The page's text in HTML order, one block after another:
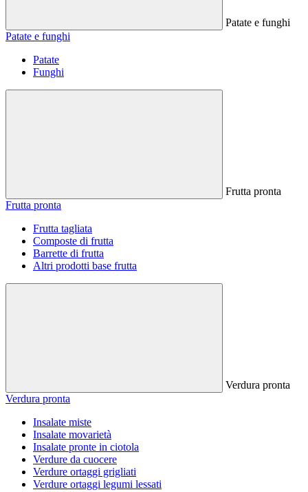
Patate e funghi
Patate e funghi
Patate
Funghi
Frutta pronta
Frutta pronta
Frutta tagliata
Composte di frutta
Barrette di frutta
Altri prodotti base frutta
Verdura pronta
Verdura pronta
Insalate miste
Insalate movarietà
Insalate pronte in ciotola
Verdure da cuocere
Verdure ortaggi grigliati
Verdure ortaggi legumi lessati